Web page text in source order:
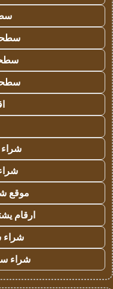
موقع
ارقام
شراء
شراء